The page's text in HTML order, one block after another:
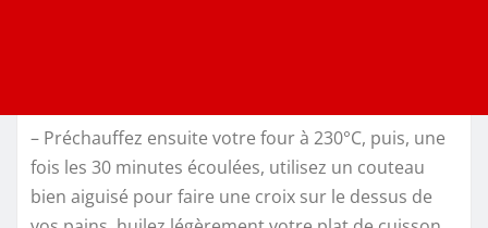
– Préchauffez ensuite votre four à 230°C, puis, une
fois les 30 minutes écoulées, utilisez un couteau
bien aiguisé pour faire une croix sur le dessus de